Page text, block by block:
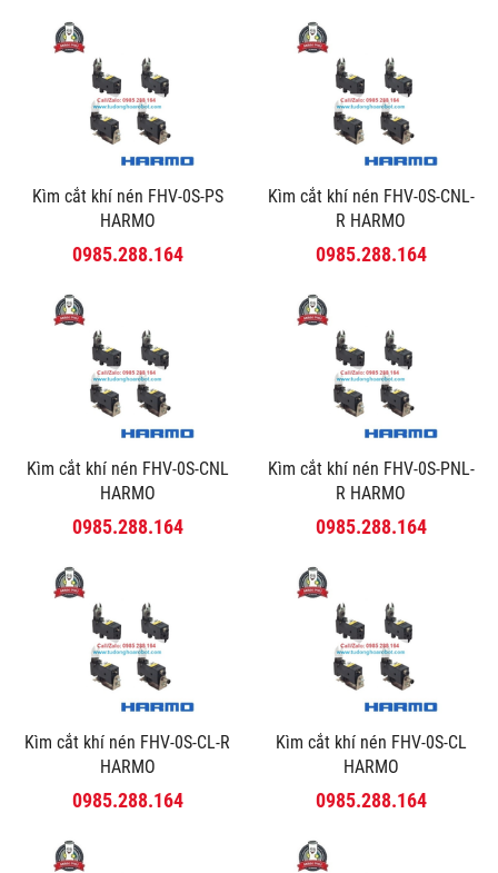
Kìm cắt khí nén FHV-0S-PS
HARMO
0985.288.164
Kìm cắt khí nén FHV-0S-CNL-
R HARMO
0985.288.164
Kìm cắt khí nén FHV-0S-CNL
HARMO
0985.288.164
Kìm cắt khí nén FHV-0S-PNL-
R HARMO
0985.288.164
Kìm cắt khí nén FHV-0S-CL-R
HARMO
0985.288.164
Kìm cắt khí nén FHV-0S-CL
HARMO
0985.288.164